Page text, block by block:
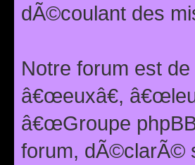
dÃ©coulant des
Notre forum est
â€œeuxâ€,
â€œGroupe
forum, dÃ©clarÃ©